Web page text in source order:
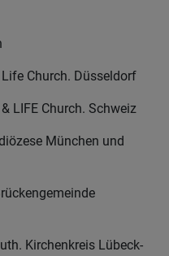
Church. Düsseldorf
LIFE Church. Schweiz
München und
Kirchenkreis Lübeck-